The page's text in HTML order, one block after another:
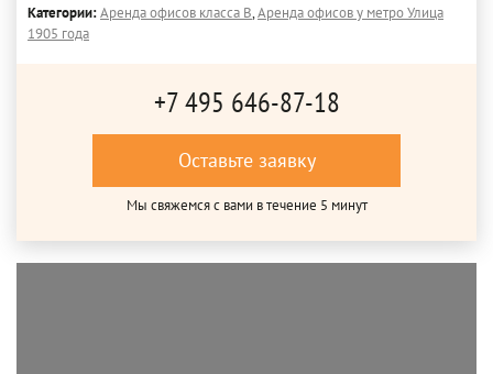
Категории:Аренда офисов класса B,Аренда офисов у метро Улица
1905 года
+7 495 646-87-18
Оставьте заявку
Мы свяжемся с вами в течение 5 минут